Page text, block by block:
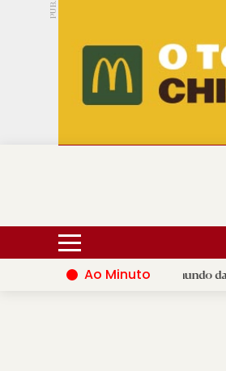
PUB.
Hoje 16ºC 28ºC
Ao Minuto
e à inovação do mundo da moda |